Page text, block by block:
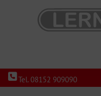
Tel. 08152 909090